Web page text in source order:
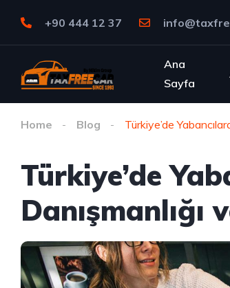
+90 444 12 37
Ana
Sayfa
Home Blog Türkiye’de
Türkiye’de